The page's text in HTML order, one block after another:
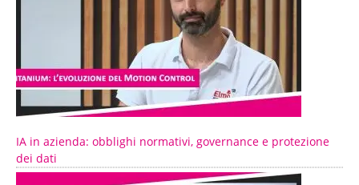
IA in azienda: obblighi normativi, governance e protezione
dei dati